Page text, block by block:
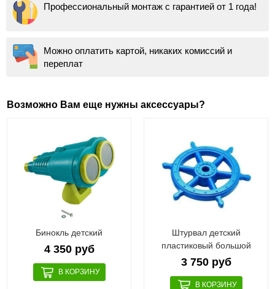
Профессиональный монтаж с гарантией от 1 года!
Можно оплатить картой, никаких комиссий и
переплат
Возможно Вам еще нужны аксессуары?
Бинокль детский
4 350 руб
Штурвал детский
пластиковый большой
3 750 руб